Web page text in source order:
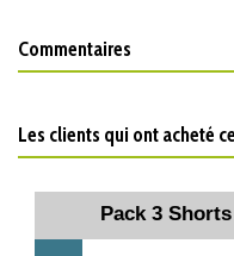
Commentaires
Les clients qui ont acheté
Pack 3